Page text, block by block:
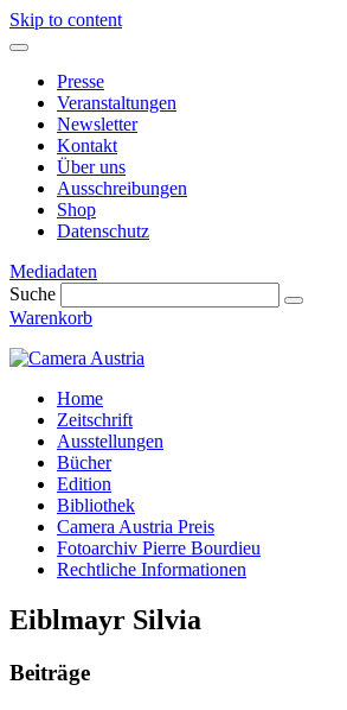
Skip to content
Presse
Veranstaltungen
Newsletter
Kontakt
Über uns
Ausschreibungen
Shop
Datenschutz
Mediadaten
Suche
Warenkorb
Home
Zeitschrift
Ausstellungen
Bücher
Edition
Bibliothek
Camera Austria Preis
Fotoarchiv Pierre Bourdieu
Rechtliche Informationen
Eiblmayr Silvia
Beiträge